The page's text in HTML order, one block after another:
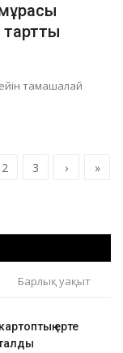
тартты
тамашалай
2 3 › »
Барлық уақыт
ерте